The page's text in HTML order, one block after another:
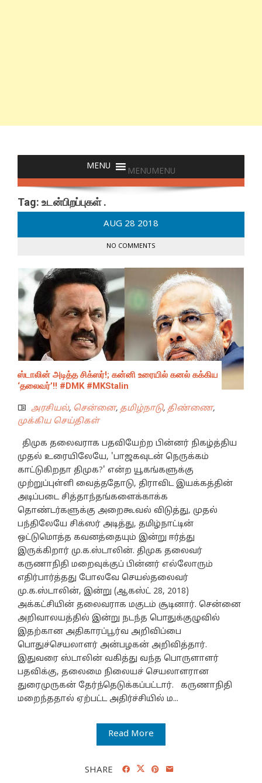
MENUMENU
Tag: உடன்பிறப்புகள் .
AUG 28 2018
NO COMMENTS
ஸ்டாலின் அடித்த சிக்ஸர்!; கன்னி உரையில் கனல் கக்கிய
‘தலைவர்’!! #DMK #MKStalin
அரசியல், சென்னை, தமிழ்நாடு, திண்ணை,
முக்கிய செய்திகள்
திமுக தலைவராக பதவியேற்ற பின்னர் நிகழ்த்திய
முதல் உரையிலேயே, 'பாஜகவுடன் நெருக்கம்
காட்டுகிறதா திமுக?' என்ற யூகங்களுக்கு
முற்றுப்புள்ளி வைத்ததோடு, திராவிட இயக்கத்தின்
அடிப்படை சித்தாந்தங்களைக்காக்க
தொண்டர்களுக்கு அறைகூவல் விடுத்து, முதல்
பந்திலேயே சிக்ஸர் அடித்து, தமிழ்நாட்டின்
ஒட்டுமொத்த கவனத்தையும் இன்று ஈர்த்து
இருக்கிறார் மு.க.ஸ்டாலின். திமுக தலைவர்
கருணாநிதி மறைவுக்குப் பின்னர் எல்லோரும்
எதிர்பார்த்தது போலவே செயல்தலைவர்
மு.க.ஸ்டாலின், இன்று (ஆகஸ்ட் 28, 2018)
அக்கட்சியின் தலைவராக மகுடம் சூடினார். சென்னை
அறிவாலயத்தில் இன்று நடந்த பொதுக்குழுவில்
இதற்கான அதிகாரப்பூர்வ அறிவிப்பை
பொதுச்செயலாளர் அன்பழகன் அறிவித்தார்.
இதுவரை ஸ்டாலின் வகித்து வந்த பொருளாளர்
பதவிக்கு, தலைமை நிலையச் செயலாளரான
துரைமுருகன் தேர்ந்தெடுக்கப்பட்டார். கருணாநிதி
மறைந்ததால் ஏற்பட்ட அதிர்ச்சியில் ம...
Read More
SHARE